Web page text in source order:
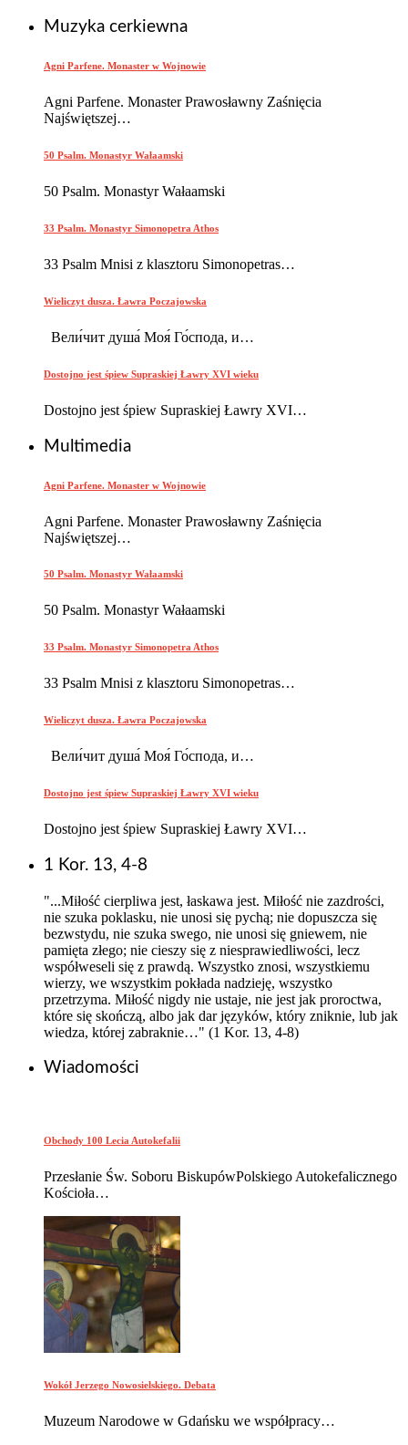
Muzyka cerkiewna
Agni Parfene. Monaster w Wojnowie
Agni Parfene. Monaster Prawosławny Zaśnięcia
Najświętszej…
50 Psalm. Monastyr Wałaamski
50 Psalm. Monastyr Wałaamski
33 Psalm. Monastyr Simonopetra Athos
33 Psalm Mnisi z klasztoru Simonopetras…
Wieliczyt dusza. Ławra Poczajowska
Вели́чит душа́ Моя́ Го́спода, и…
Dostojno jest śpiew Supraskiej Ławry XVI wieku
Dostojno jest śpiew Supraskiej Ławry XVI…
Multimedia
Agni Parfene. Monaster w Wojnowie
Agni Parfene. Monaster Prawosławny Zaśnięcia
Najświętszej…
50 Psalm. Monastyr Wałaamski
50 Psalm. Monastyr Wałaamski
33 Psalm. Monastyr Simonopetra Athos
33 Psalm Mnisi z klasztoru Simonopetras…
Wieliczyt dusza. Ławra Poczajowska
Вели́чит душа́ Моя́ Го́спода, и…
Dostojno jest śpiew Supraskiej Ławry XVI wieku
Dostojno jest śpiew Supraskiej Ławry XVI…
1 Kor. 13, 4-8
"...Miłość cierpliwa jest, łaskawa jest. Miłość nie zazdrości,
nie szuka poklasku, nie unosi się pychą; nie dopuszcza się
bezwstydu, nie szuka swego, nie unosi się gniewem, nie
pamięta złego; nie cieszy się z niesprawiedliwości, lecz
współweseli się z prawdą. Wszystko znosi, wszystkiemu
wierzy, we wszystkim pokłada nadzieję, wszystko
przetrzyma. Miłość nigdy nie ustaje, nie jest jak proroctwa,
które się skończą, albo jak dar języków, który zniknie, lub jak
wiedza, której zabraknie…" (1 Kor. 13, 4-8)
Wiadomości
Obchody 100 Lecia Autokefalii
Przesłanie Św. Soboru BiskupówPolskiego Autokefalicznego
Kościoła…
Wokół Jerzego Nowosielskiego. Debata
Muzeum Narodowe w Gdańsku we współpracy…